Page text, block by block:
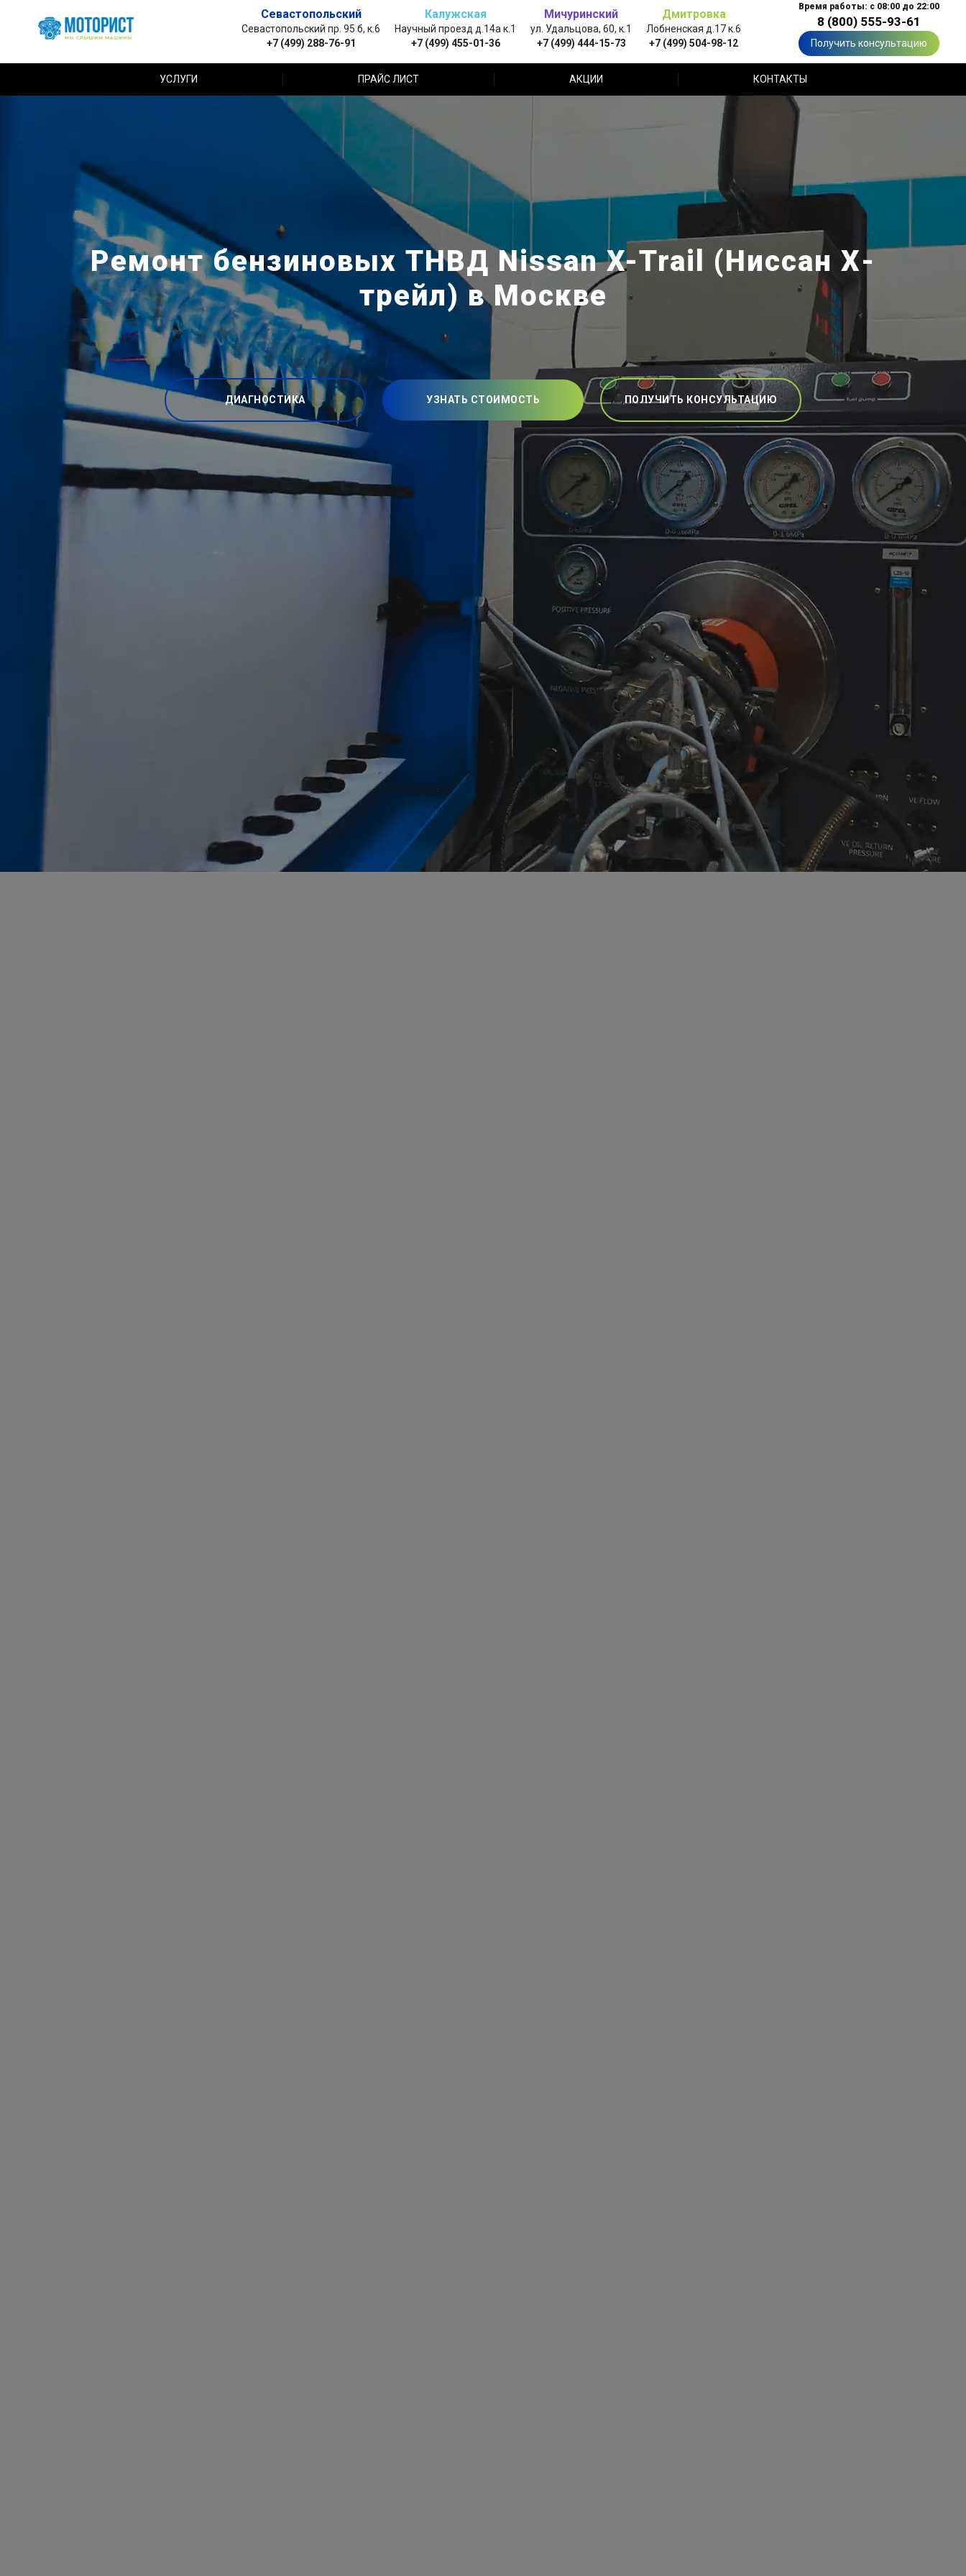
Севастопольский
Севастопольский пр. 95 б, к.6
+7 (499) 288-76-91
Калужская
Научный проезд д.14а к.1
+7 (499) 455-01-36
Мичуринский
ул. Удальцова, 60, к.1
+7 (499) 444-15-73
Дмитровка
Лобненская д.17 к.6
+7 (499) 504-98-12
Время работы: с 08:00 до 22:00
8 (800) 555-93-61
Получить консультацию
УСЛУГИ ПРАЙС ЛИСТ АКЦИИ КОНТАКТЫ
Ремонт бензиновых ТНВД Nissan X-Trail (Ниссан Х-
трейл) в Москве
ДИАГНОСТИКА УЗНАТЬ СТОИМОСТЬ ПОЛУЧИТЬ КОНСУЛЬТАЦИЮ